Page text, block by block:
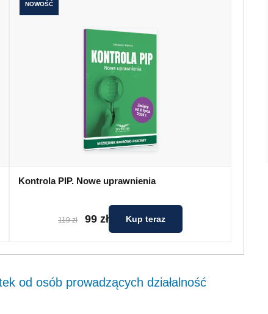
NOWOŚĆ
Kontrola PIP. Nowe uprawnienia
119 zł 99 zł Kup teraz
od osób prowadzących działalność